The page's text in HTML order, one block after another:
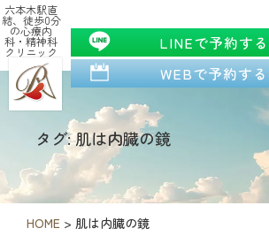
六本木駅直
結、徒歩0分
の心療内
科・精神科
クリニック
LINEで予約する
WEBで予約する
タグ: 肌は内臓の鏡
HOME > 肌は内臓の鏡